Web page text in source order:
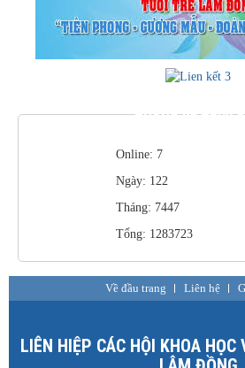
THỐNG KÊ TRUY
Online: 7
Ngày: 122
Tháng: 7447
Tổng: 1283723
Về đầu trang Liên hệ
LIÊN HIỆP CÁC HỘI KHOA HỌC